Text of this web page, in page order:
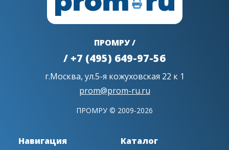
ПРОМРУ /
/ +7 (495) 649-97-56
г.Москва, ул.5-я кожуховская 22 к 1
prom@prom-ru.ru
ПРОМРУ © 2009-2026
Навигация Каталог